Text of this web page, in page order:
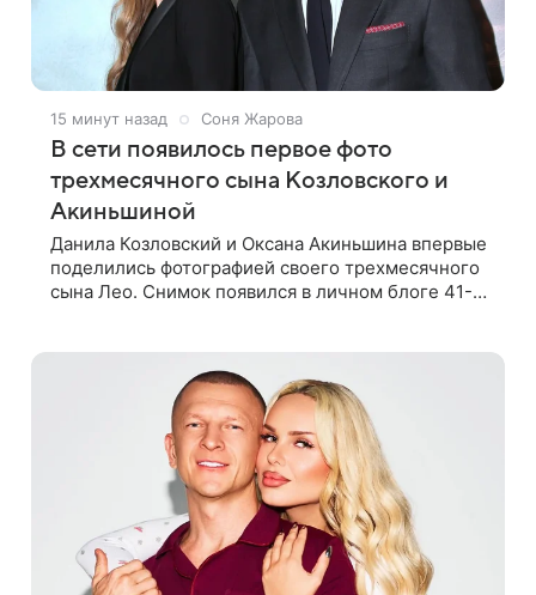
15 минут назад Соня Жарова
В сети появилось первое фото
трехмесячного сына Козловского и
Акиньшиной
Данила Козловский и Оксана Акиньшина впервые
поделились фотографией своего трехмесячного
сына Лео. Снимок появился в личном блоге 41-